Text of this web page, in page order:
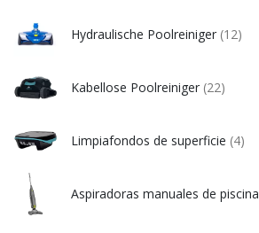
Hydraulische Poolreiniger (12)
Kabellose Poolreiniger (22)
Limpiafondos de superficie (4)
Aspiradoras manuales de piscina